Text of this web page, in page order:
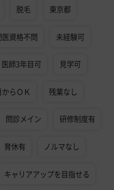
脱毛 東京都
医資格不問 未経験可
医師3年目可 見学可
らＯＫ 残業なし
問診メイン 研修制度有
育休有 ノルマなし
キャリアアップを目指せる